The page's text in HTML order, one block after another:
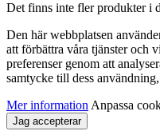
Det finns inte fler produkter i
Den här webbplatsen
att förbättra våra tjänster och
preferenser genom att
samtycke till dess
Mer information Anpassa
Jag accepterar